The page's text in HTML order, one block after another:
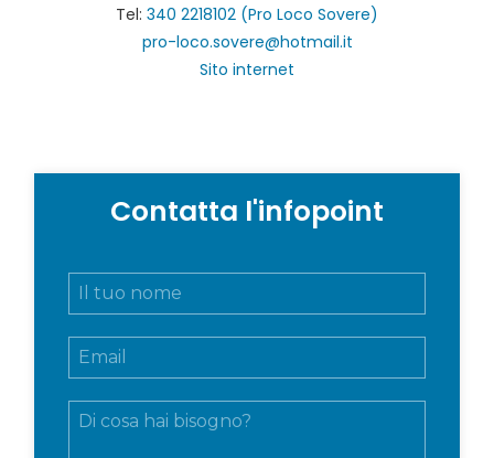
Tel: 340 2218102 (Pro Loco Sovere)
pro-loco.sovere@hotmail.it
Sito internet
Contatta l'infopoint
N
E
m
M